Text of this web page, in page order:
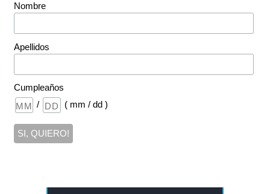
Nombre
Apellidos
Cumpleaños
/
( mm / dd )